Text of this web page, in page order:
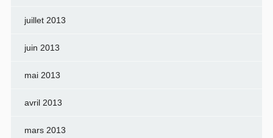
juillet 2013
juin 2013
mai 2013
avril 2013
mars 2013